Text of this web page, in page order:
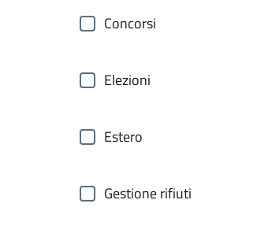
Concorsi
Elezioni
Estero
Gestione rifiuti